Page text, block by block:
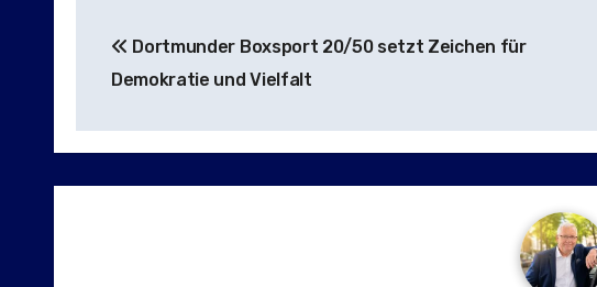
Dortmunder Boxsport 20/50 setzt Zeichen für
Demokratie und Vielfalt